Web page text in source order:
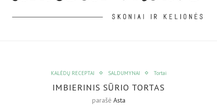
KALĖDŲ RECEPTAI SALDUMYNAI Tortai
IMBIERINIS SŪRIO TORTAS
parašė Asta